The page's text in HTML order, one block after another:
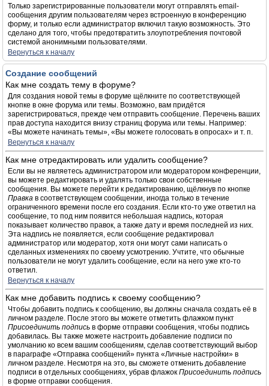
Только зарегистрированные пользователи могут отправлять email-
сообщения другим пользователям через встроенную в конференцию
форму, и только если администратор включил такую возможность. Это
сделано для того, чтобы предотвратить злоупотребления почтовой
системой анонимными пользователями.
Вернуться к началу
Создание сообщений
Как мне создать тему в форуме?
Для создания новой темы в форуме щёлкните по соответствующей
кнопке в окне форума или темы. Возможно, вам придётся
зарегистрироваться, прежде чем отправить сообщение. Перечень ваших
прав доступа находится внизу страниц форума или темы. Например:
«Вы можете начинать темы», «Вы можете голосовать в опросах» и т. п.
Вернуться к началу
Как мне отредактировать или удалить сообщение?
Если вы не являетесь администратором или модератором конференции,
вы можете редактировать и удалять только свои собственные
сообщения. Вы можете перейти к редактированию, щёлкнув по кнопке
Правка в соответствующем сообщении, иногда только в течение
ограниченного времени после его создания. Если кто-то уже ответил на
сообщение, то под ним появится небольшая надпись, которая
показывает количество правок, а также дату и время последней из них.
Эта надпись не появляется, если сообщение редактировал
администратор или модератор, хотя они могут сами написать о
сделанных изменениях по своему усмотрению. Учтите, что обычные
пользователи не могут удалить сообщение, если на него уже кто-то
ответил.
Вернуться к началу
Как мне добавить подпись к своему сообщению?
Чтобы добавить подпись к сообщению, вы должны сначала создать её в
личном разделе. После этого вы можете отметить флажком пункт
Присоединить подпись в форме отправки сообщения, чтобы подпись
добавилась. Вы также можете настроить добавление подписи по
умолчанию ко всем вашим сообщениям, сделав соответствующий выбор
в параграфе «Отправка сообщений» пункта «Личные настройки» в
личном разделе. Несмотря на это, вы сможете отменить добавление
подписи в отдельных сообщениях, убрав флажок Присоединить подпись
в форме отправки сообщения.